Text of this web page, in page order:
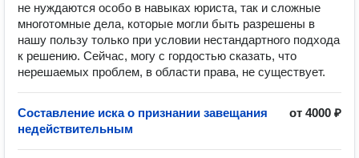
не нуждаются особо в навыках юриста, так и сложные
многотомные дела, которые могли быть разрешены в
нашу пользу только при условии нестандартного подхода
к решению. Сейчас, могу с гордостью сказать, что
нерешаемых проблем, в области права, не существует.
Составление иска о признании завещания
недействительным
от 4000 ₽